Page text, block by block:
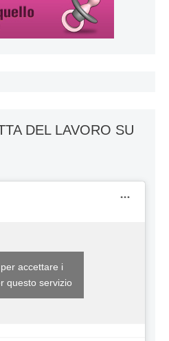
DEL LAVORO SU
accettare i
questo servizio